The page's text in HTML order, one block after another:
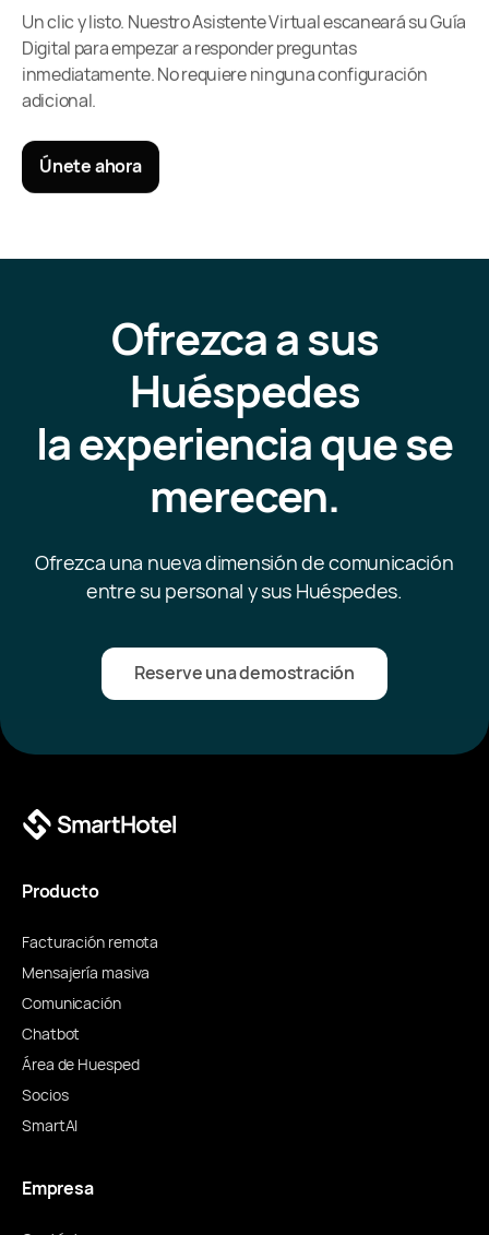
Un clic y listo. Nuestro Asistente Virtual escaneará su Guía
Digital para empezar a responder preguntas
inmediatamente. No requiere ninguna configuración
adicional.
Únete ahora
Ofrezca a sus
Huéspedes
la experiencia que se
merecen.
Ofrezca una nueva dimensión de comunicación
entre su personal y sus Huéspedes.
Reserve una demostración
Producto
Facturación remota
Mensajería masiva
Comunicación
Chatbot
Área de Huesped
Socios
SmartAI
Empresa